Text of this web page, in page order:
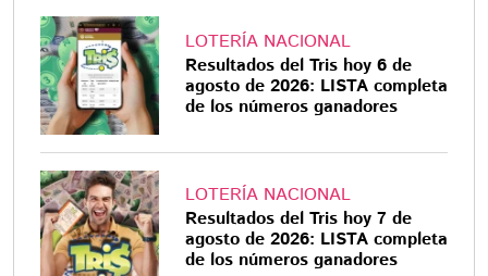
LOTERÍA NACIONAL
Resultados del Tris hoy 6 de
agosto de 2026: LISTA completa
de los números ganadores
LOTERÍA NACIONAL
Resultados del Tris hoy 7 de
agosto de 2026: LISTA completa
de los números ganadores